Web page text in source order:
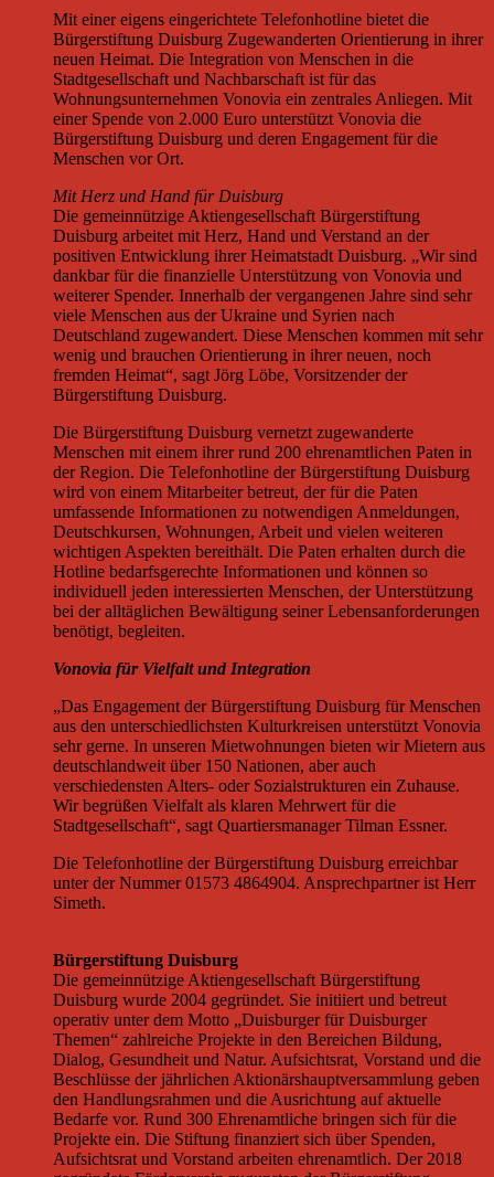
Mit einer eigens eingerichtete Telefonhotline bietet die
Bürgerstiftung Duisburg Zugewanderten Orientierung in ihrer
neuen Heimat. Die Integration von Menschen in die
Stadtgesellschaft und Nachbarschaft ist für das
Wohnungsunternehmen Vonovia ein zentrales Anliegen. Mit
einer Spende von 2.000 Euro unterstützt Vonovia die
Bürgerstiftung Duisburg und deren Engagement für die
Menschen vor Ort.
Mit Herz und Hand für Duisburg
Die gemeinnützige Aktiengesellschaft Bürgerstiftung
Duisburg arbeitet mit Herz, Hand und Verstand an der
positiven Entwicklung ihrer Heimatstadt Duisburg. „Wir sind
dankbar für die finanzielle Unterstützung von Vonovia und
weiterer Spender. Innerhalb der vergangenen Jahre sind sehr
viele Menschen aus der Ukraine und Syrien nach
Deutschland zugewandert. Diese Menschen kommen mit sehr
wenig und brauchen Orientierung in ihrer neuen, noch
fremden Heimat“, sagt Jörg Löbe, Vorsitzender der
Bürgerstiftung Duisburg.
Die Bürgerstiftung Duisburg vernetzt zugewanderte
Menschen mit einem ihrer rund 200 ehrenamtlichen Paten in
der Region. Die Telefonhotline der Bürgerstiftung Duisburg
wird von einem Mitarbeiter betreut, der für die Paten
umfassende Informationen zu notwendigen Anmeldungen,
Deutschkursen, Wohnungen, Arbeit und vielen weiteren
wichtigen Aspekten bereithält. Die Paten erhalten durch die
Hotline bedarfsgerechte Informationen und können so
individuell jeden interessierten Menschen, der Unterstützung
bei der alltäglichen Bewältigung seiner Lebensanforderungen
benötigt, begleiten.
Vonovia für Vielfalt und Integration
„Das Engagement der Bürgerstiftung Duisburg für Menschen
aus den unterschiedlichsten Kulturkreisen unterstützt Vonovia
sehr gerne. In unseren Mietwohnungen bieten wir Mietern aus
deutschlandweit über 150 Nationen, aber auch
verschiedensten Alters- oder Sozialstrukturen ein Zuhause.
Wir begrüßen Vielfalt als klaren Mehrwert für die
Stadtgesellschaft“, sagt Quartiersmanager Tilman Essner.
Die Telefonhotline der Bürgerstiftung Duisburg erreichbar
unter der Nummer 01573 4864904. Ansprechpartner ist Herr
Simeth.
Bürgerstiftung Duisburg
Die gemeinnützige Aktiengesellschaft Bürgerstiftung
Duisburg wurde 2004 gegründet. Sie initiiert und betreut
operativ unter dem Motto „Duisburger für Duisburger
Themen“ zahlreiche Projekte in den Bereichen Bildung,
Dialog, Gesundheit und Natur. Aufsichtsrat, Vorstand und die
Beschlüsse der jährlichen Aktionärshauptversammlung geben
den Handlungsrahmen und die Ausrichtung auf aktuelle
Bedarfe vor. Rund 300 Ehrenamtliche bringen sich für die
Projekte ein. Die Stiftung finanziert sich über Spenden,
Aufsichtsrat und Vorstand arbeiten ehrenamtlich. Der 2018